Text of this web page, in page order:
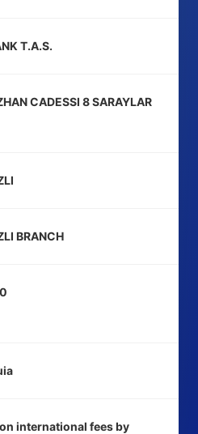
T.A.S.
CADESSI 8 SARAYLAR
BRANCH
international fees by